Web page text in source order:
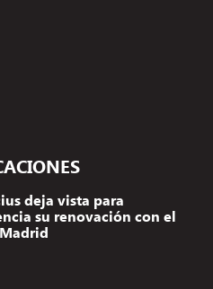
deja vista para
su renovación con el